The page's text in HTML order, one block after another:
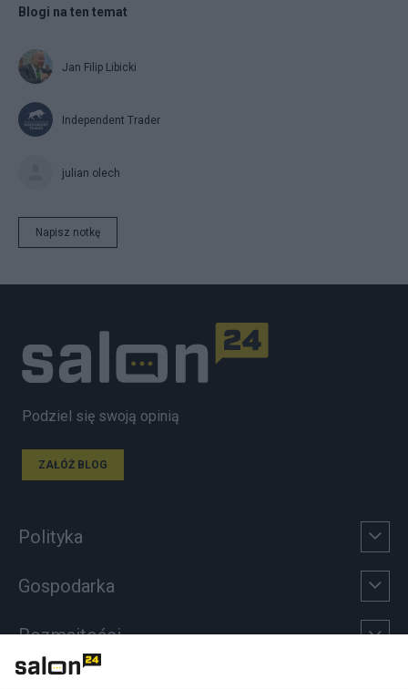
Blogi na ten temat
Jan Filip Libicki
Independent Trader
julian olech
Napisz notkę
Podziel się swoją opinią
ZAŁÓŻ BLOG
Polityka
Gospodarka
Rozmaitości